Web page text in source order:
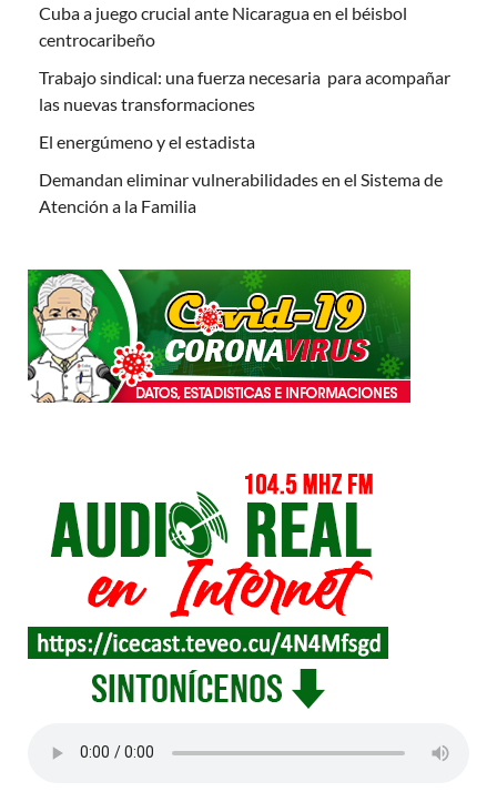
Cuba a juego crucial ante Nicaragua en el béisbol
centrocaribeño
Trabajo sindical: una fuerza necesaria para acompañar
las nuevas transformaciones
El energúmeno y el estadista
Demandan eliminar vulnerabilidades en el Sistema de
Atención a la Familia